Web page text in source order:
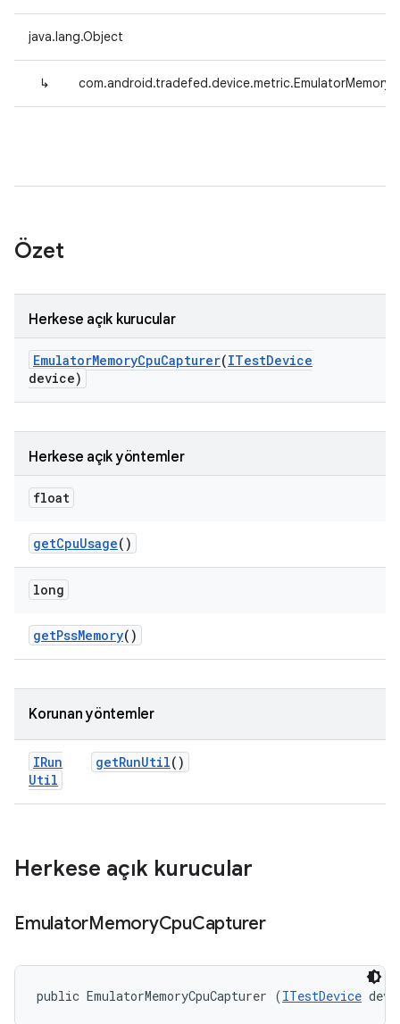
java.lang.Object
↳
Özet
Herkese açık kurucular
EmulatorMemoryCpuCapturer(ITestDevice
device)
Herkese açık yöntemler
float
getCpuUsage()
long
getPssMemory()
Korunan yöntemler
IRun
Util
getRunUtil()
Herkese açık kurucular
EmulatorMemoryCpuCapturer
public EmulatorMemoryCpuCapturer (ITestDevice